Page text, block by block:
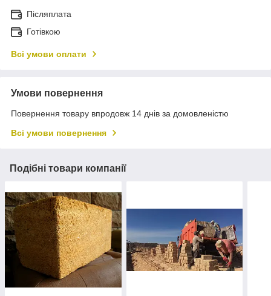
Післяплата
Готівкою
Всі умови оплати
Умови повернення
Повернення товару впродовж 14 днів за домовленістю
Всі умови повернення
Подібні товари компанії